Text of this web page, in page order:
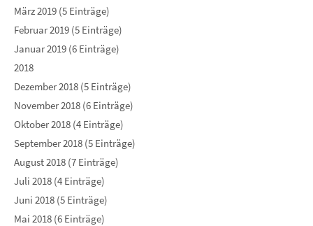
März 2019 (5 Einträge)
Februar 2019 (5 Einträge)
Januar 2019 (6 Einträge)
2018
Dezember 2018 (5 Einträge)
November 2018 (6 Einträge)
Oktober 2018 (4 Einträge)
September 2018 (5 Einträge)
August 2018 (7 Einträge)
Juli 2018 (4 Einträge)
Juni 2018 (5 Einträge)
Mai 2018 (6 Einträge)